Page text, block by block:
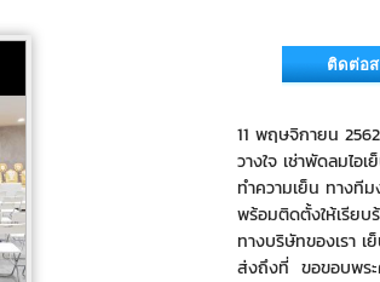
11 พฤษจิกายน
วางใจ เช่าพัดลมไอ
ทำความเย็น ทางที
พร้อมติดตั้งให้เรีย
ทางบริษัทของเรา
ส่งถึงที่ ขอขอบพร